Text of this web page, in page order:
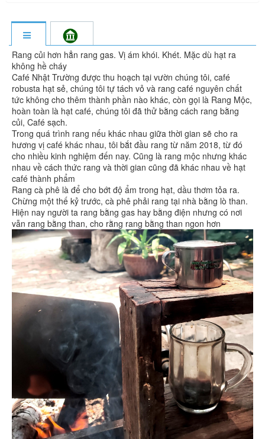
Rang củi hơn hẳn rang gas. Vị ám khói. Khét. Mặc dù hạt ra
không hề cháy
Café Nhật Trường được thu hoạch tại vườn chúng tôi, café
robusta hạt sẻ, chúng tôi tự tách vỏ và rang café nguyên chất
tức không cho thêm thành phần nào khác, còn gọi là Rang Mộc,
hoàn toàn là hạt café, chúng tôi đã thử bằng cách rang bằng
củi, Café sạch.
Trong quá trình rang nếu khác nhau giữa thời gian sẽ cho ra
hương vị café khác nhau, tôi bắt đầu rang từ năm 2018, từ đó
cho nhiều kinh nghiệm đến nay. Cũng là rang mộc nhưng khác
nhau về cách thức rang và thời gian cũng đã khác nhau về hạt
café thành phẩm
Rang cà phê là để cho bớt độ ẩm trong hạt, dầu thơm tỏa ra.
Chừng một thế kỷ trước, cà phê phải rang tại nhà bằng lò than.
Hiện nay người ta rang bằng gas hay bằng điện nhưng có nơi
vẫn rang bằng than, cho rằng rang bằng than ngon hơn